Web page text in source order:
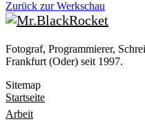
Zurück zur Werkschau
Fotograf, Programmierer,
Frankfurt (Oder) seit 1997.
Sitemap
Startseite
Arbeit